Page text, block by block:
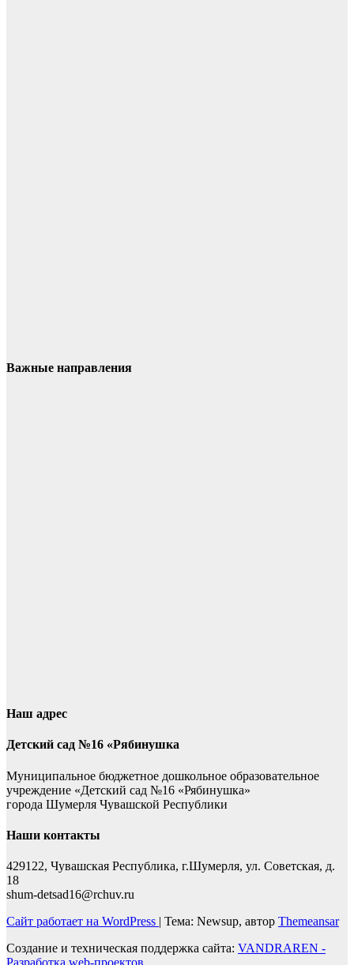
Важные направления
Наш адрес
Детский сад №16 «Рябинушка
Муниципальное бюджетное дошкольное образовательное
учреждение «Детский сад №16 «Рябинушка»
города Шумерля Чувашской Республики
Наши контакты
429122, Чувашская Республика, г.Шумерля, ул. Советская, д.
18
shum-detsad16@rchuv.ru
Сайт работает на WordPress | Тема: Newsup, автор Themeansar
Создание и техническая поддержка сайта: VANDRAREN -